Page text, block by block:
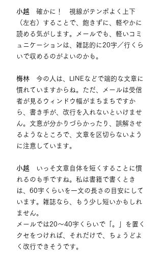
小越 確かに！　視線がテンポよく上下
（左右）することで、飽きずに、軽やかに
読める気がします。メールでも、軽いコミ
ュニケーションは、雑誌的に20字／行くら
いで収めるのがよいのかも。
梅林 今の人は、LINEなどで端的な文章に
慣れていますからね。ただ、メールは受信
者が見るウィンドウ幅がまちまちですか
ら、書き手が、改行を入れないといけませ
ん。文意が分かりづらかったり、誤解させ
るようなところで、文章を区切らないよう
に注意しています。
小越 いっそ文章自体を短くすることに慣
れるのも手ですね。私は書籍で書くとき
は、60字くらいを一文の長さの目安にして
います。雑誌なら、もう少し短いかもしれ
ません。
メールでは20〜40字くらいで「。」を置く
クセをつければ、それだけで、ちょうどよ
く改行できそうです。